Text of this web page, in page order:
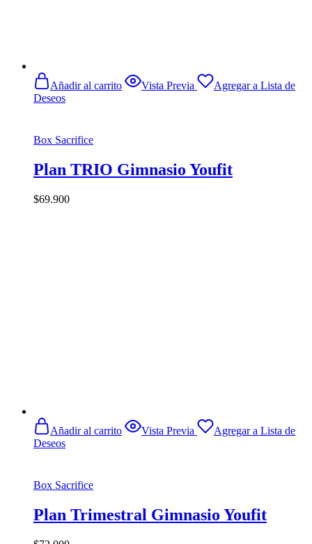
Añadir al carrito Vista Previa
Agregar a Lista de
Deseos
Box Sacrifice
Plan TRIO Gimnasio Youfit
$69.900
Añadir al carrito Vista Previa
Agregar a Lista de
Deseos
Box Sacrifice
Plan Trimestral Gimnasio Youfit